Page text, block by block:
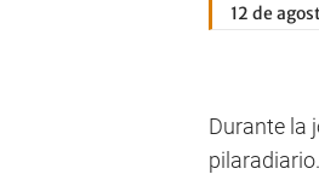
12 de
Durante la